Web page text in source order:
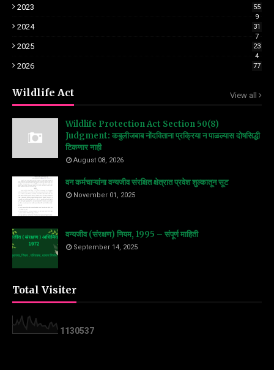
2023
55
9
2024
31
7
2025
23
4
2026 77
Wildlife Act View all
Wildlife Protection Act Section 50(8)
Judgment: कबुलीजबाब नोंदविताना प्रक्रिया न पाळल्यास दोषसिद्धी
टिकणार नाही
August 08, 2026
वन कर्मचाऱ्यांना वन्यजीव संरक्षित क्षेत्रात प्रवेश शुल्कातून सूट
November 01, 2025
वन्यजीव (संरक्षण) नियम, 1995 – संपूर्ण माहिती
September 14, 2025
Total Visiter
1 130537